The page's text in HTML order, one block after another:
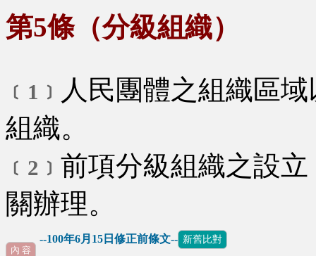
第5條（分級組織）
﹝1﹞ 人民團體之組織區
組織。
﹝2﹞ 前項分級組織之設
關辦理。
--100年6月15日修正前條文-- 新舊比對
內 容